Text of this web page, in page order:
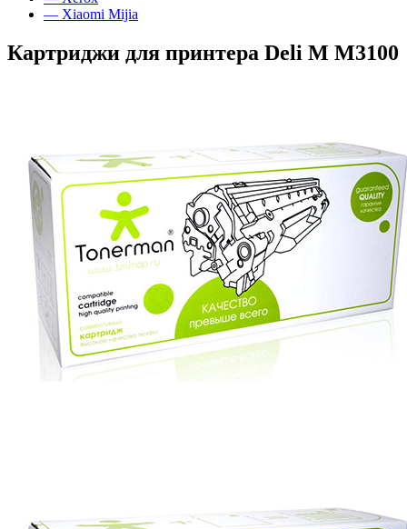
— Xiaomi Mijia
Картриджи для принтера Deli M M3100